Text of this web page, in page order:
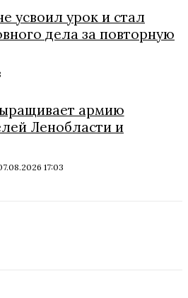
усвоил урок и стал
дела за повторную
армию
Ленобласти и
17:03